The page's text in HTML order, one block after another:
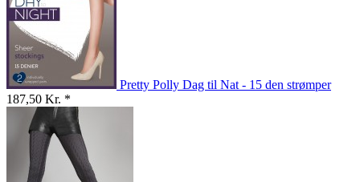
Pretty Polly Dag til Nat - 15 den strømper
187,50 Kr. *